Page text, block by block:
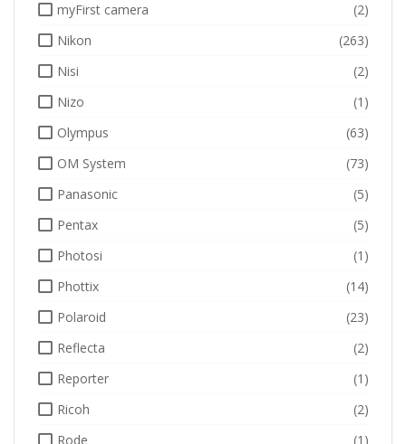
myFirst camera
(2)
Nikon
(263)
Nisi
(2)
Nizo
(1)
Olympus
(63)
OM System
(73)
Panasonic
(5)
Pentax
(5)
Photosi
(1)
Phottix
(14)
Polaroid
(23)
Reflecta
(2)
Reporter
(1)
Ricoh
(2)
Rode
(1)